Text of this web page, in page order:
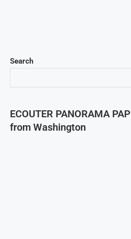
Search
ECOUTER PANORAMA
from Washington